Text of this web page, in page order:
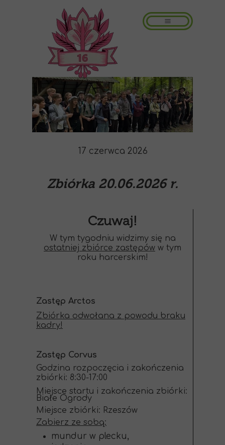
17 czerwca 2026
Zbiórka 20.06.2026 r.
Czuwaj!
W tym tygodniu widzimy się na
ostatniej zbiórce zastępów w tym
roku harcerskim!
Zastęp Arctos
Zbiórka odwołana z powodu braku
kadry!
Zastęp Corvus
Godzina rozpoczęcia i zakończenia
zbiórki: 8:30-17:00
Miejsce startu i zakończenia zbiórki:
Białe Ogrody
Miejsce zbiórki: Rzeszów
Zabierz ze sobą:
mundur w plecku,